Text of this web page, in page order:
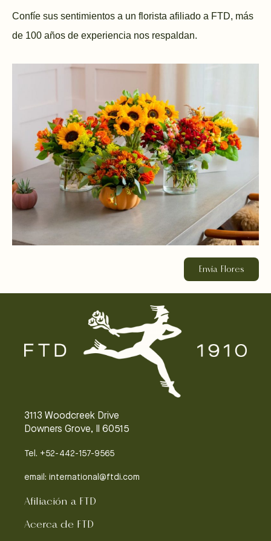
Confíe sus sentimientos a un florista afiliado a FTD, más
de 100 años de experiencia nos respaldan.
Envia Flores
3113 Woodcreek Drive
Downers Grove, Il 60515
Tel. +52-442-157-9565
email: international@ftdi.com
Afiliación a FTD
Acerca de FTD